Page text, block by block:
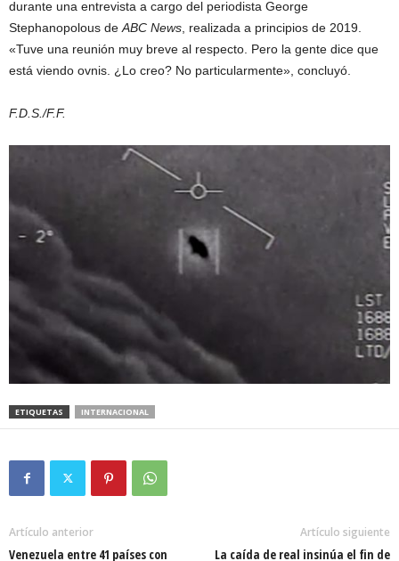
durante una entrevista a cargo del periodista George
Stephanopolous deABC News, realizada a principios de 2019.
«Tuve una reunión muy breve al respecto. Pero la gente dice que
está viendo ovnis. ¿Lo creo? No particularmente», concluyó.
F.D.S./F.F.
ETIQUETAS INTERNACIONAL
Artículo anterior
Venezuela entre 41 países con
Artículo siguiente
La caída de real insinúa el fin de